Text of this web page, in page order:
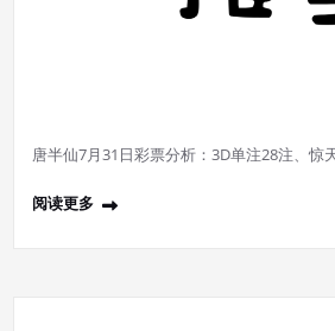
唐半仙7月31日彩票分析：3D单注28注、惊
阅读更多